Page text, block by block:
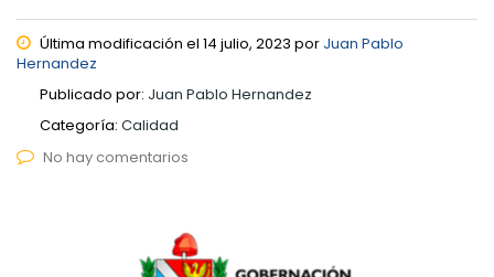
Última modificación el 14 julio, 2023 por Juan Pablo
Hernandez
Publicado por: Juan Pablo Hernandez
Categoría: Calidad
No hay comentarios